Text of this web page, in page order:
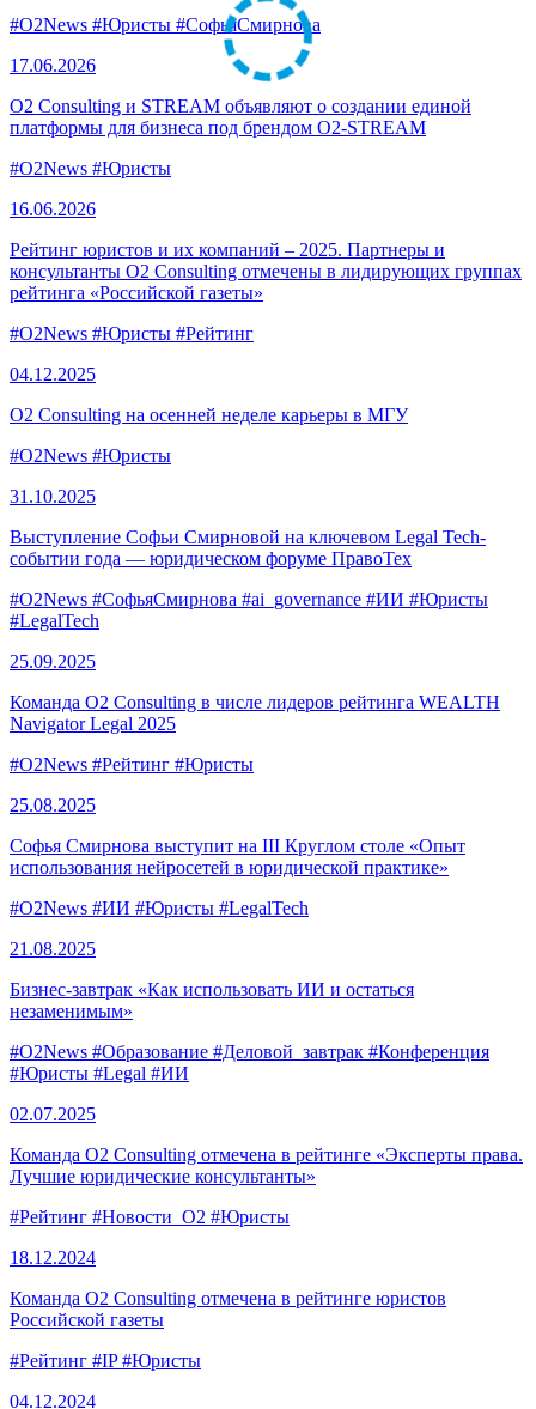
#O2News #Юристы #СофьяСмирнова
17.06.2026
O2 Consulting и STREAM объявляют о создании единой
платформы для бизнеса под брендом O2-STREAM
#O2News #Юристы
16.06.2026
Рейтинг юристов и их компаний – 2025. Партнеры и
консультанты O2 Consulting отмечены в лидирующих группах
рейтинга «Российской газеты»
#O2News #Юристы #Рейтинг
04.12.2025
O2 Consulting на осенней неделе карьеры в МГУ
#O2News #Юристы
31.10.2025
Выступление Софьи Смирновой на ключевом Legal Tech-
событии года — юридическом форуме ПравоТех
#O2News #СофьяСмирнова #ai_governance #ИИ #Юристы
#LegalTech
25.09.2025
Команда O2 Consulting в числе лидеров рейтинга WEALTH
Navigator Legal 2025
#O2News #Рейтинг #Юристы
25.08.2025
Софья Смирнова выступит на III Круглом столе «Опыт
использования нейросетей в юридической практике»
#O2News #ИИ #Юристы #LegalTech
21.08.2025
Бизнес-завтрак «Как использовать ИИ и остаться
незаменимым»
#O2News #Образование #Деловой_завтрак #Конференция
#Юристы #Legal #ИИ
02.07.2025
Команда O2 Consulting отмечена в рейтинге «Эксперты права.
Лучшие юридические консультанты»
#Рейтинг #Новости_O2 #Юристы
18.12.2024
Команда O2 Consulting отмечена в рейтинге юристов
Российской газеты
#Рейтинг #IP#Юристы
04.12.2024